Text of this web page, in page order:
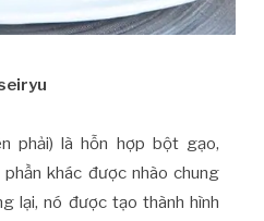
phải) là hỗn hợp bột gạo,
khác được nhào chung
lại, nó được tạo thành hình